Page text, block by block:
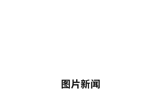
图片新闻